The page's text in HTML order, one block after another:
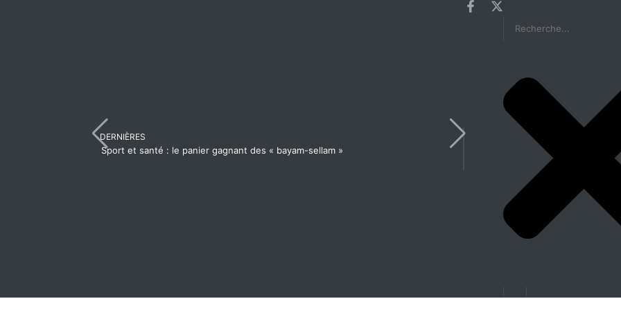
DERNIÈRES
Sport et santé : le panier gagnant des « bayam-sellam » Les États généraux de la Santé en